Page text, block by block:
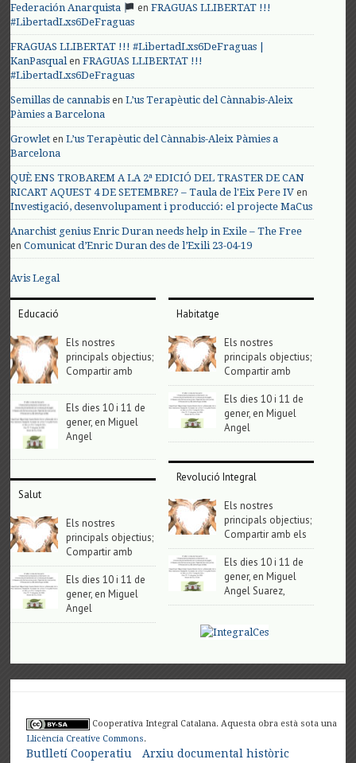
Federación Anarquista
enFRAGUAS LLIBERTAT !!!
#LibertadLxs6DeFraguas
FRAGUAS LLIBERTAT !!! #LibertadLxs6DeFraguas |
KanPasqualenFRAGUAS LLIBERTAT !!!
#LibertadLxs6DeFraguas
Semillas de cannabis enL’us Terapèutic del Cànnabis-Aleix
Pàmies a Barcelona
Growlet enL’us Terapèutic del Cànnabis-Aleix Pàmies a
Barcelona
QUÈ ENS TROBAREM A LA 2ª EDICIÓ DEL TRASTER DE CAN
RICART AQUEST 4 DE SETEMBRE? – Taula de l'Eix Pere IV en
Investigació, desenvolupament i producció: el projecte MaCus
Anarchist genius Enric Duran needs help in Exile – The Free
enComunicat d’Enric Duran des de l’Exili 23-04-19
Avis Legal
Educació
Els nostres
principals objectius;
Compartir amb
Els dies 10 i 11 de
gener, en Miguel
Angel
Salut
Els nostres
principals objectius;
Compartir amb
Els dies 10 i 11 de
gener, en Miguel
Angel
Habitatge
Els nostres
principals objectius;
Compartir amb
Els dies 10 i 11 de
gener, en Miguel
Angel
Revolució Integral
Els nostres
principals objectius;
Compartir amb els
Els dies 10 i 11 de
gener, en Miguel
Angel Suarez,
Cooperativa Integral Catalana. Aquesta obra està sota una
Llicència Creative Commons.
Butlletí Cooperatiu Arxiu documental històric